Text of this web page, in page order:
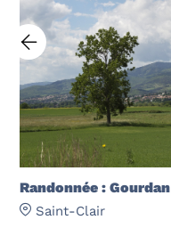
Randonnée : Gourdan
Saint-Clair